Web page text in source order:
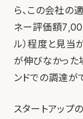
ら、この会社の
ネー評価額
ル）程度と見当
が伸びなかった
ンドでの調達が
スタートアップ